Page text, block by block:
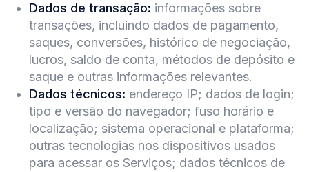
Dados de transação: informações sobre
transações, incluindo dados de pagamento,
saques, conversões, histórico de negociação,
lucros, saldo de conta, métodos de depósito e
saque e outras informações relevantes.
Dados técnicos: endereço IP; dados de login;
tipo e versão do navegador; fuso horário e
localização; sistema operacional e plataforma;
outras tecnologias nos dispositivos usados
para acessar os Serviços; dados técnicos de